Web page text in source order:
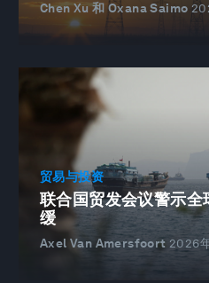
Chen Xu 和 Oxana Saimo
贸易与投资
联合国贸发会议警示
缓
Axel Van Amersfoort 2026